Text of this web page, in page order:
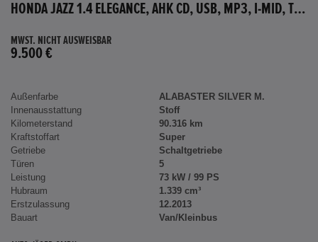
HONDA JAZZ 1.4 ELEGANCE, AHK CD, USB, MP3, I-MID, TEMPOMAT, AUX-IN
MWST. NICHT AUSWEISBAR
9.500 €
Außenfarbe
ALABASTER SILVER M.
Innenausstattung
Stoff
Kilometerstand
90.316 km
Kraftstoffart
Super
Getriebe
Schaltgetriebe
Türen
5
Leistung
73 kW / 99 PS
Hubraum
1.339 cm³
Erstzulassung
12.2013
Bauart
Van/Kleinbus